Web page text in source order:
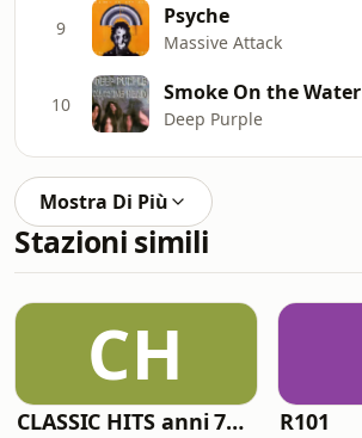
9 Psyche
Massive Attack
10 Smoke On the Water
Deep Purple
Mostra Di Più
Stazioni simili
CH
CLASSIC HITS anni 70 80 90 R101